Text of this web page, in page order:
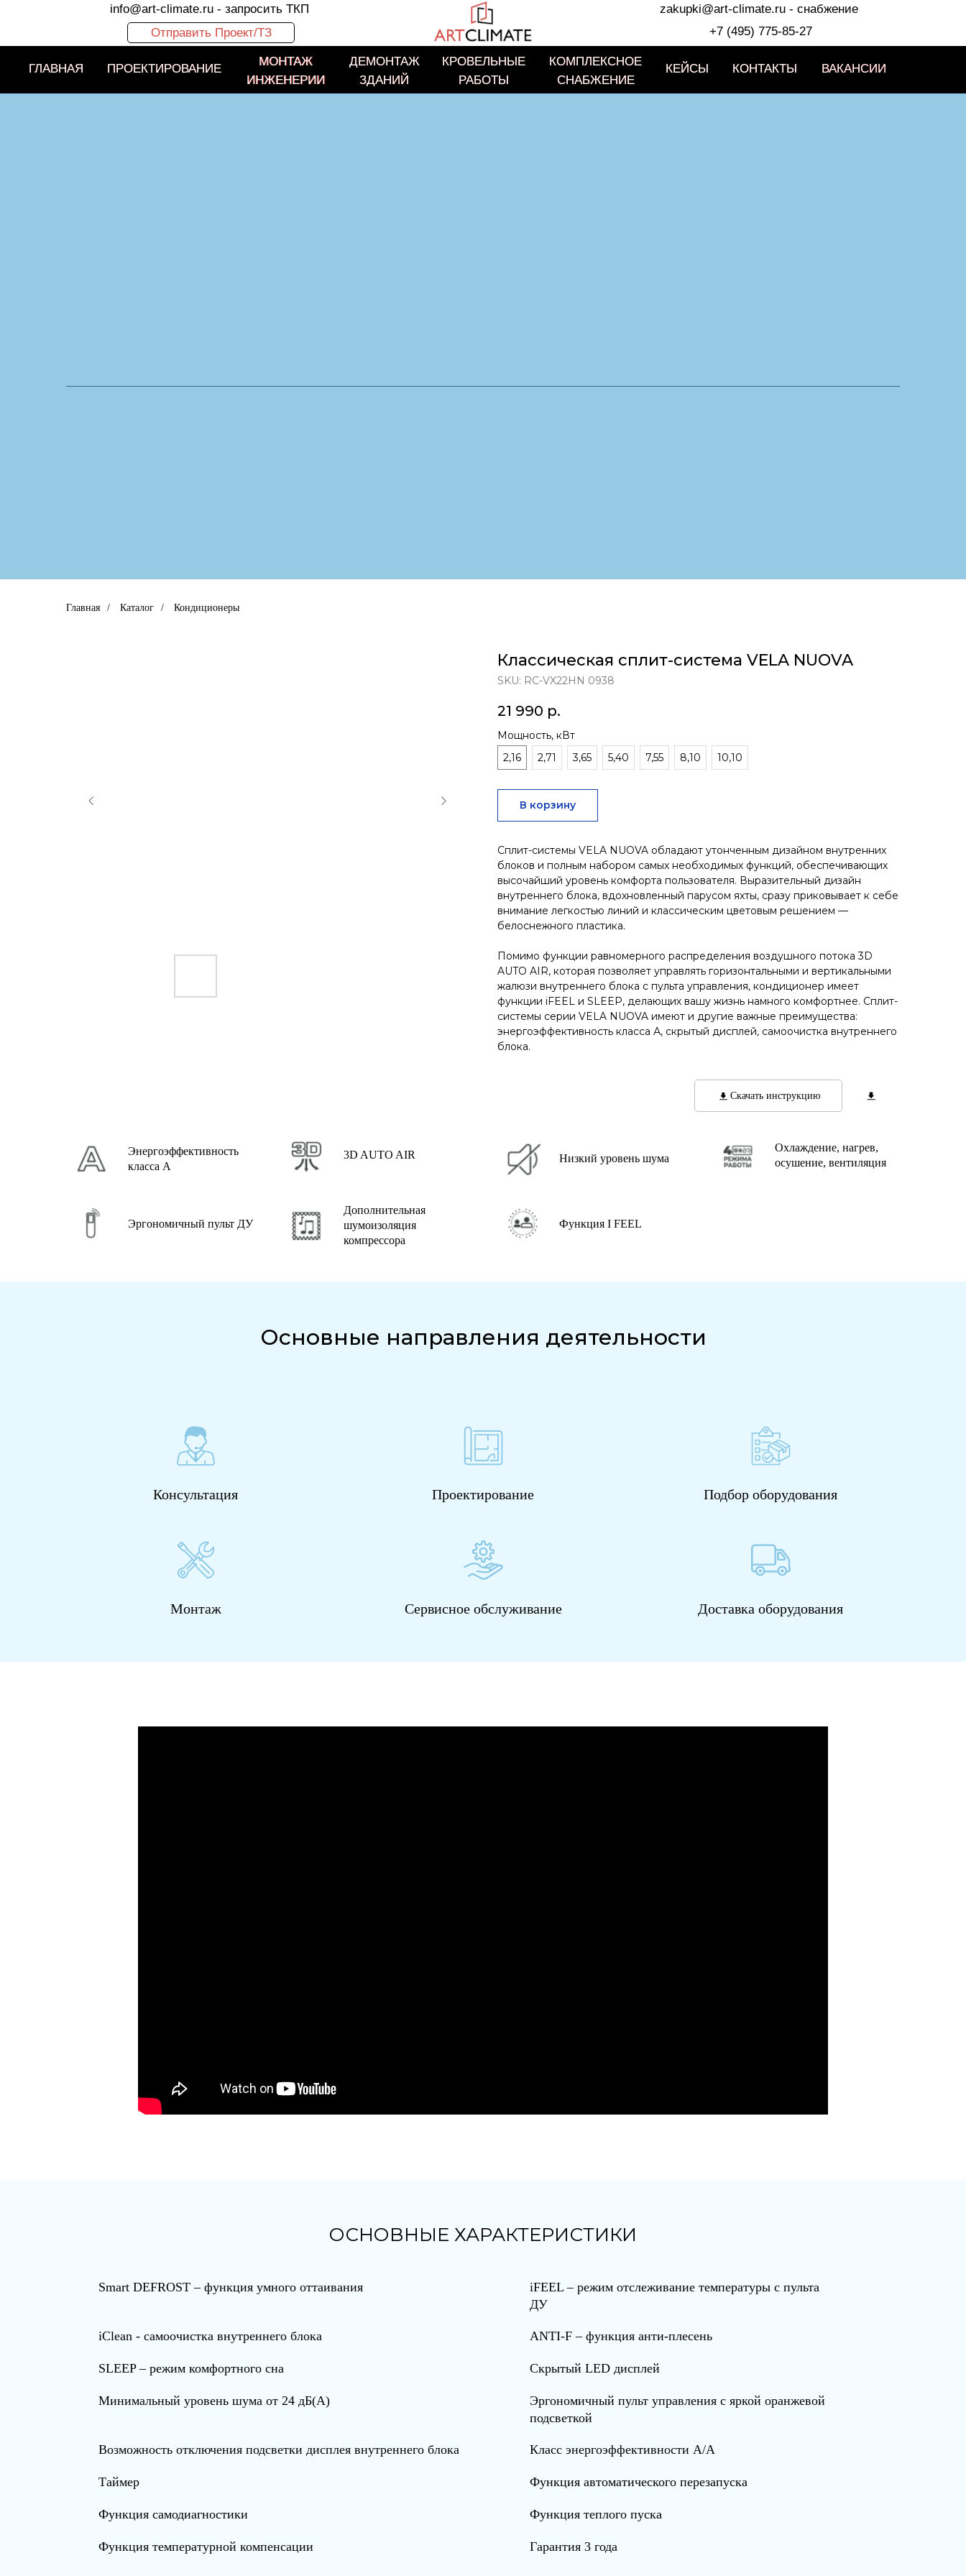
ВАКАНСИИ
Отправить Проект/ТЗ
info@art-climate.ru - запросить ТКП zakupki@art-climate.ru - снабжение
+7 (495) 775-85-27
ПРОЕКТИРОВАНИЕ
МОНТАЖ
ИНЖЕНЕРИИ
ДЕМОНТАЖ
ЗДАНИЙ
КРОВЕЛЬНЫЕ
РАБОТЫ
КЕЙСЫ
КОМПЛЕКСНОЕ
СНАБЖЕНИЕ
КОНТАКТЫ
ГЛАВНАЯ
ГЛАВНАЯ ПРОЕКТИРОВАНИЕ
МОНТАЖ
ИНЖЕНЕРИИ
ДЕМОНТАЖ
ЗДАНИЙ
КРОВЕЛЬНЫЕ
РАБОТЫ
КОМПЛЕКСНОЕ
СНАБЖЕНИЕ
КЕЙСЫ КОНТАКТЫ ВАКАНСИИ
ВАКАНСИИ
Главная / Каталог / Кондиционеры
Классическая сплит-система VELA NUOVA
SKU: RC-VX22HN 0938
21 990 р.
Мощность, кВт
2,16
2,71 3,65 5,40 7,55 8,10 10,10
В корзину
Сплит-системы VELA NUOVA обладают утонченным дизайном внутренних
блоков и полным набором самых необходимых функций, обеспечивающих
высочайший уровень комфорта пользователя. Выразительный дизайн
внутреннего блока, вдохновленный парусом яхты, сразу приковывает к себе
внимание легкостью линий и классическим цветовым решением —
белоснежного пластика.
Помимо функции равномерного распределения воздушного потока 3D
AUTO AIR, которая позволяет управлять горизонтальными и вертикальными
жалюзи внутреннего блока с пульта управления, кондиционер имеет
функции iFEEL и SLEEP, делающих вашу жизнь намного комфортнее. Сплит-
системы серии VELA NUOVA имеют и другие важные преимущества:
энергоэффективность класса А, скрытый дисплей, самоочистка внутреннего
блока.
Скачать инструкцию
Энергоэффективность
класса А
3D AUTO AIR Низкий уровень шума
Охлаждение, нагрев,
осушение, вентиляция
Эргономичный пульт ДУ
Дополнительная
шумоизоляция
компрессора
Функция I FEEL
Основные направления деятельности
Консультация Проектирование Подбор оборудования
Монтаж Сервисное обслуживание Доставка оборудования
ОСНОВНЫЕ ХАРАКТЕРИСТИКИ
Smart DEFROST – функция умного оттаивания
iFEEL – режим отслеживание температуры с пульта
ДУ
iClean - cамоочистка внутреннего блока ANTI-F – функция анти-плесень
SLEEP – режим комфортного сна Скрытый LED дисплей
Минимальный уровень шума от 24 дБ(А)
Эргономичный пульт управления с яркой оранжевой
подсветкой
Возможность отключения подсветки дисплея внутреннего блока Класс энергоэффективности A/A
Таймер Функция автоматического перезапуска
Функция самодиагностики Функция теплого пуска
Функция температурной компенсации Гарантия 3 года